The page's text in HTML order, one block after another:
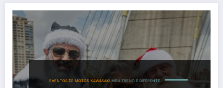
EVENTOS DE MOTOS KAWASAKI MEU TRENÓ É DIFERENTE